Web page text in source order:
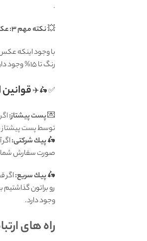
.
💥نکته مهم 3: عکس بدون ویرایش
با وجود اینکه
رنگ تا 15% وجود دارد.
✅ 🛵✈️
💌پست پیشتاز:
توسط پست پیشتاز
🛵پيك شرکتی:
صورت سفارش شما فردا
🛵پيك سریع:اگر
رو براتون
وجود دارد.
راه های